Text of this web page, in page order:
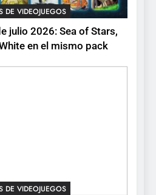
con alma de álbum
cromosDE VIDEOJUEGOS
PC y móviles
DE VIDEOJUEGOS
DE VIDEOJUEGOS
julio 2026: Sea of Stars,
en el mismo pack
DE VIDEOJUEGOS